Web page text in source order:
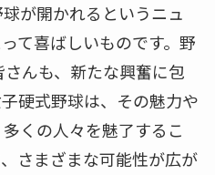
が開かれるというニュ
て喜ばしいものです。野
んも、新たな興奮に包
硬式野球は、その魅力や
くの人々を魅了するこ
さまざまな可能性が広が